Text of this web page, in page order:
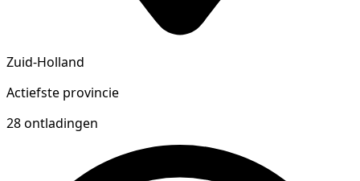
Zuid-Holland
Actiefste provincie
28 ontladingen